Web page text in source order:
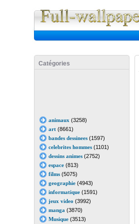
Catégories
animaux (3258)
art(8661)
bandes dessinees(1597)
celebrites hommes(1101)
dessins animes(2752)
espace(813)
films(5075)
geographie(4943)
informatique(1591)
jeux video (3992)
manga (3870)
Musique(3513)